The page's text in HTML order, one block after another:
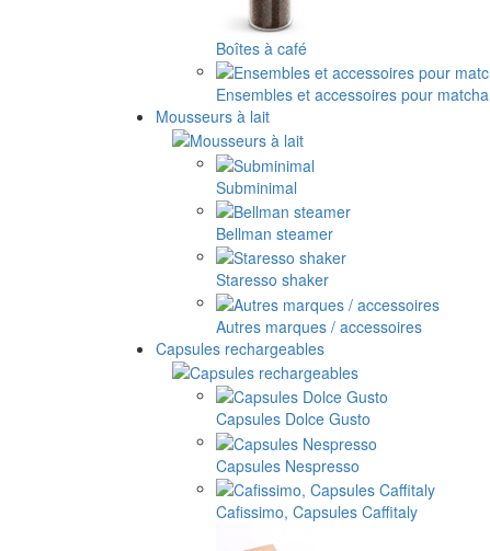
Boîtes à café
Ensembles et accessoires pour matcha
Mousseurs à lait
Subminimal
Bellman steamer
Staresso shaker
Autres marques / accessoires
Capsules rechargeables
Capsules Dolce Gusto
Capsules Nespresso
Cafissimo, Capsules Caffitaly